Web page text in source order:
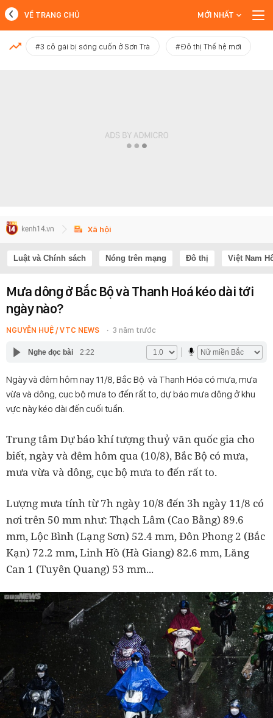
MỚI NHẤT
VỀ TRANG CHỦ MỚI NHẤT
#3 cô gái bị sóng cuốn ở Sơn Trà #Đô thị Thế hệ mới
Xã hội
Luật và Chính sách Nóng trên mạng Đô thị Việt Nam
Mưa dông ở Bắc Bộ và Thanh Hoá kéo dài tới
ngày nào?
NGUYỄN HUỆ / VTC NEWS 3 năm trước
Nghe đọc bài 2:22
Ngày và đêm hôm nay 11/8, Bắc Bộ và Thanh Hóa có mưa, mưa
vừa và dông, cục bộ mưa to đến rất to, dự báo mưa dông ở khu
vực này kéo dài đến cuối tuần.
Trung tâm Dự báo khí tượng thuỷ văn quốc gia cho
biết, ngày và đêm hôm qua (10/8), Bắc Bộ có mưa,
mưa vừa và dông, cục bộ mưa to đến rất to.
Lượng mưa tính từ 7h ngày 10/8 đến 3h ngày 11/8 có
nơi trên 50 mm như: Thạch Lâm (Cao Bằng) 89.6
mm, Lộc Bình (Lạng Sơn) 52.4 mm, Đôn Phong 2 (Bắc
Kạn) 72.2 mm, Linh Hồ (Hà Giang) 82.6 mm, Lăng
Can 1 (Tuyên Quang) 53 mm...